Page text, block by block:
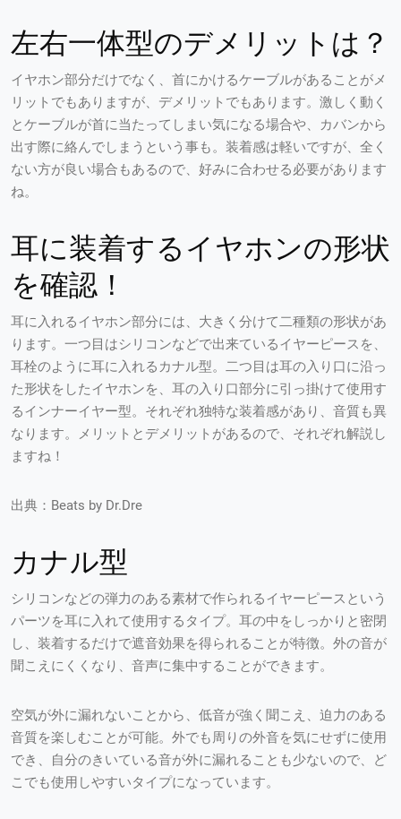
左右一体型のデメリットは？
イヤホン部分だけでなく、首にかけるケーブルがあることがメ
リットでもありますが、デメリットでもあります。激しく動く
とケーブルが首に当たってしまい気になる場合や、カバンから
出す際に絡んでしまうという事も。装着感は軽いですが、全く
ない方が良い場合もあるので、好みに合わせる必要があります
ね。
耳に装着するイヤホンの形状
を確認！
耳に入れるイヤホン部分には、大きく分けて二種類の形状があ
ります。一つ目はシリコンなどで出来ているイヤーピースを、
耳栓のように耳に入れるカナル型。二つ目は耳の入り口に沿っ
た形状をしたイヤホンを、耳の入り口部分に引っ掛けて使用す
るインナーイヤー型。それぞれ独特な装着感があり、音質も異
なります。メリットとデメリットがあるので、それぞれ解説し
ますね！
出典：Beats by Dr.Dre
カナル型
シリコンなどの弾力のある素材で作られるイヤーピースという
パーツを耳に入れて使用するタイプ。耳の中をしっかりと密閉
し、装着するだけで遮音効果を得られることが特徴。外の音が
聞こえにくくなり、音声に集中することができます。
空気が外に漏れないことから、低音が強く聞こえ、迫力のある
音質を楽しむことが可能。外でも周りの外音を気にせずに使用
でき、自分のきいている音が外に漏れることも少ないので、ど
こでも使用しやすいタイプになっています。